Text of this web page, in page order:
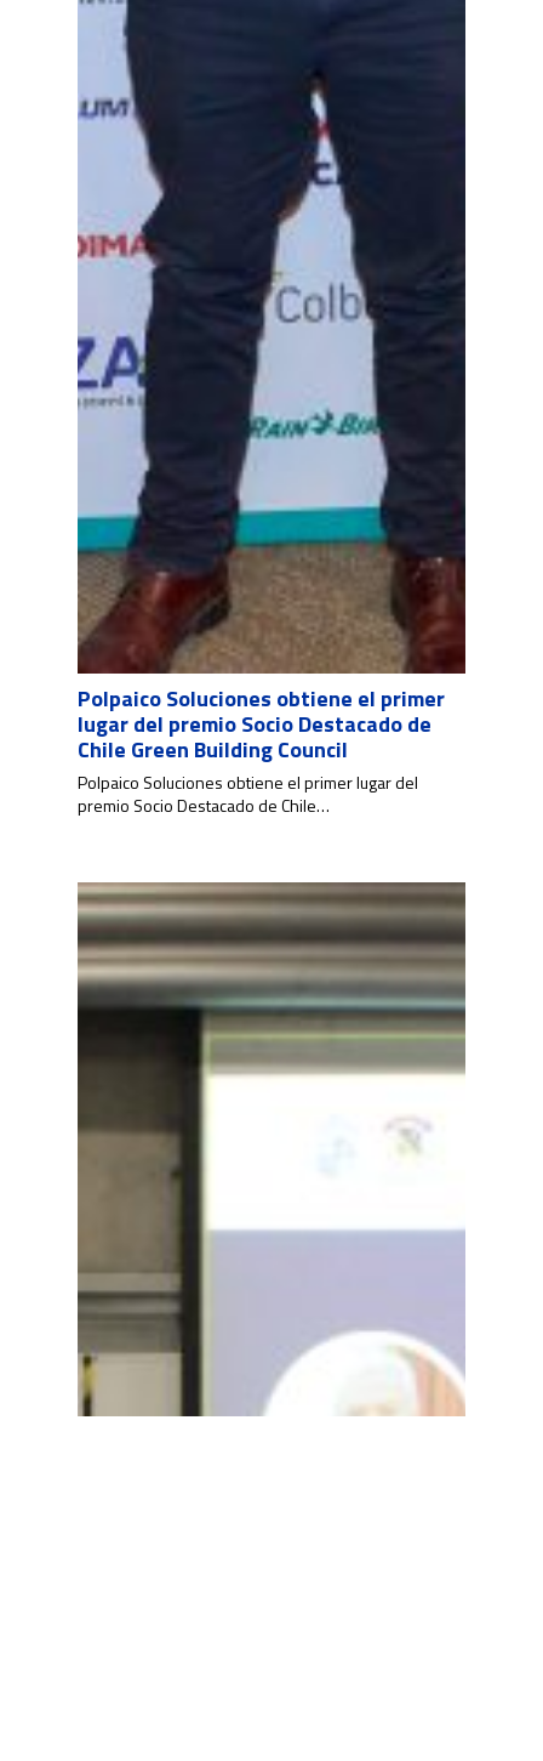
Polpaico Soluciones obtiene el primer
lugar del premio Socio Destacado de
Chile Green Building Council
Polpaico Soluciones obtiene el primer lugar del
premio Socio Destacado de Chile…